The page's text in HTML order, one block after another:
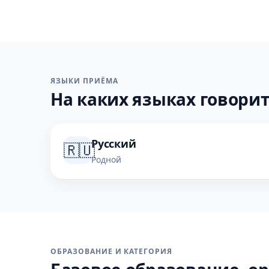
ЯЗЫКИ ПРИЁМА
На каких языках
🇷🇺Русский
Родной
ОБРАЗОВАНИЕ И КАТЕГОРИЯ